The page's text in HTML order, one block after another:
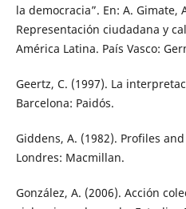
la democracia”. En: A. Gimate,
Representación ciudadana y
América Latina. País Vasco:
Geertz, C. (1997). La
Barcelona: Paidós.
Giddens, A. (1982). Profiles
Londres: Macmillan.
González, A. (2006). Acción